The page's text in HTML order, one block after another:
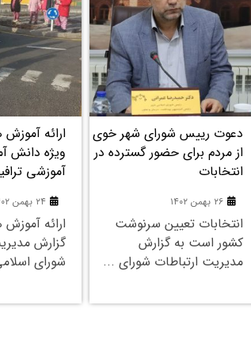
۲۴
بهمن
ارائه آموزش های ترافیکی
ویژه دانش آموزان در پارک
آموزشی ترافیک شهرداري
۲۴ بهمن ۱۴۰۲
ارائه آموزش های ترافیکی به
گزارش مدیریت ارتباطات
شورای اسلامی ...
غرفه
نمایشگاه
۲۴ بهمن ۱۴۰۲
هفدهمین
گردشگری به
ارتباطات